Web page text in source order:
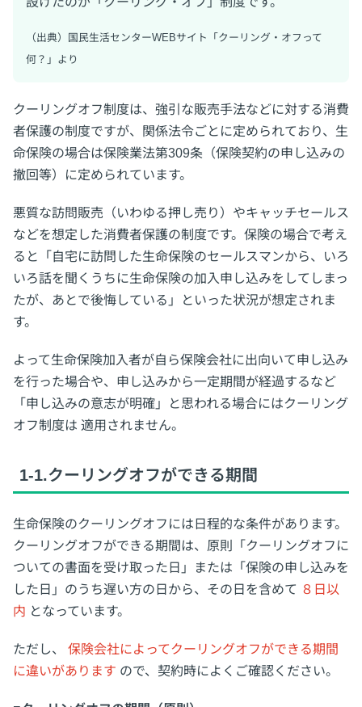
（出典）国民生活センターWEBサイト「クーリング・オフって
何？」より
クーリングオフ制度は、強引な販売手法などに対する消費
者保護の制度ですが、関係法令ごとに定められており、生
命保険の場合は保険業法第309条（保険契約の申し込みの
撤回等）に定められています。
悪質な訪問販売（いわゆる押し売り）やキャッチセールス
などを想定した消費者保護の制度です。保険の場合で考え
ると「自宅に訪問した生命保険のセールスマンから、いろ
いろ話を聞くうちに生命保険の加入申し込みをしてしまっ
たが、あとで後悔している」といった状況が想定されま
す。
よって生命保険加入者が自ら保険会社に出向いて申し込み
を行った場合や、申し込みから一定期間が経過するなど
「申し込みの意志が明確」と思われる場合にはクーリング
オフ制度は 適用されません。
1-1.クーリングオフができる期間
生命保険のクーリングオフには日程的な条件があります。
クーリングオフができる期間は、原則「クーリングオフに
ついての書面を受け取った日」または「保険の申し込みを
した日」のうち遅い方の日から、その日を含めて ８日以
内 となっています。
ただし、 保険会社によってクーリングオフができる期間
に違いがあります ので、契約時によくご確認ください。